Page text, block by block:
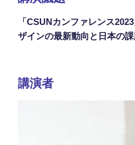
「CSUNカンファレンス
ザインの最新動向と日本の課
講演者